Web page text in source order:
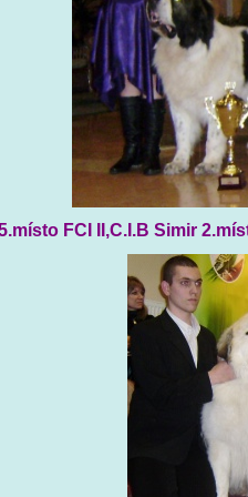
FCI II,C.I.B Simir